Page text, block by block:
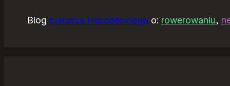
Blog Łukasza Horodeckiego o: rowerowaniu,